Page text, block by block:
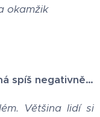
okamžik
spíš negativně…
Většina lidí si